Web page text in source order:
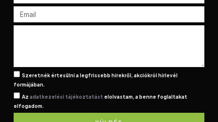
Szeretnék értesülni a legfrissebb hírekről, akciókról hírlevél
formájában.
Az adatkezelési tájékoztatást elolvastam, a benne foglaltakat
elfogadom.